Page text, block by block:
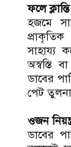
ফলে
হজমে
সাহায্য
অস্বস্তি
ডাবের
পেট
ওজন
ডাবের